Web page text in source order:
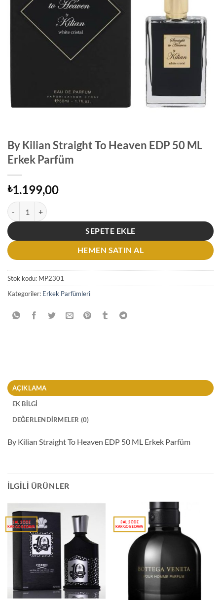
By Kilian Straight To Heaven EDP 50 ML
Erkek Parfüm
₺1.199,00
By Kilian Straight To Heaven EDP 50 ML Erkek Parfüm adet
SEPETE EKLE
HEMEN SATIN AL
Stok kodu: MP2301
Kategoriler: Erkek Parfümleri
AÇIKLAMA
EK BILGI
DEĞERLENDIRMELER (0)
By Kilian Straight To Heaven EDP 50 ML Erkek Parfüm
İLGILI ÜRÜNLER